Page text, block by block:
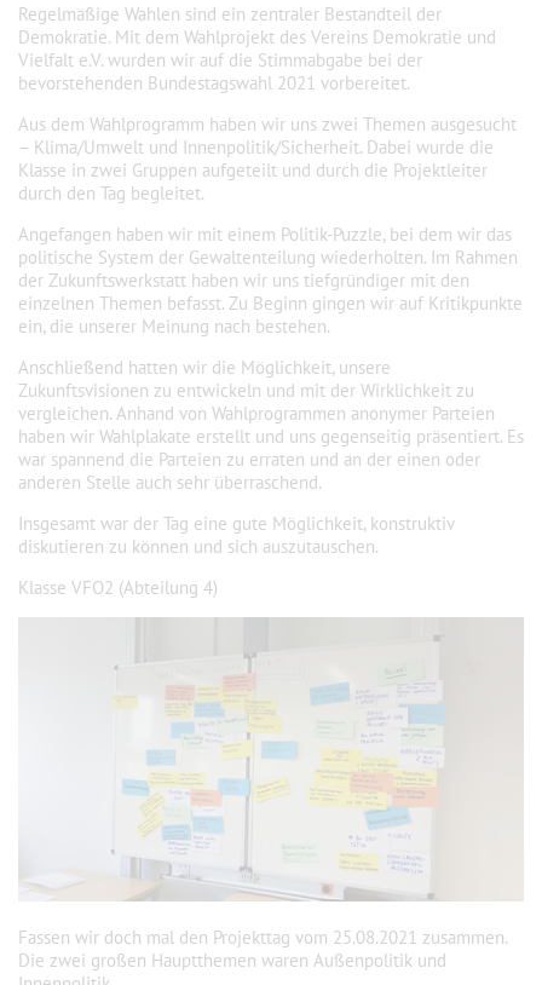
Regelmäßige Wahlen sind ein zentraler Bestandteil der
Demokratie. Mit dem Wahlprojekt des Vereins Demokratie und
Vielfalt e.V. wurden wir auf die Stimmabgabe bei der
bevorstehenden Bundestagswahl 2021 vorbereitet.
Aus dem Wahlprogramm haben wir uns zwei Themen ausgesucht
– Klima/Umwelt und Innenpolitik/Sicherheit. Dabei wurde die
Klasse in zwei Gruppen aufgeteilt und durch die Projektleiter
durch den Tag begleitet.
Angefangen haben wir mit einem Politik-Puzzle, bei dem wir das
politische System der Gewaltenteilung wiederholten. Im Rahmen
der Zukunftswerkstatt haben wir uns tiefgründiger mit den
einzelnen Themen befasst. Zu Beginn gingen wir auf Kritikpunkte
ein, die unserer Meinung nach bestehen.
Anschließend hatten wir die Möglichkeit, unsere
Zukunftsvisionen zu entwickeln und mit der Wirklichkeit zu
vergleichen. Anhand von Wahlprogrammen anonymer Parteien
haben wir Wahlplakate erstellt und uns gegenseitig präsentiert. Es
war spannend die Parteien zu erraten und an der einen oder
anderen Stelle auch sehr überraschend.
Insgesamt war der Tag eine gute Möglichkeit, konstruktiv
diskutieren zu können und sich auszutauschen.
Klasse VFO2 (Abteilung 4)
Fassen wir doch mal den Projekttag vom 25.08.2021 zusammen.
Die zwei großen Hauptthemen waren Außenpolitik und